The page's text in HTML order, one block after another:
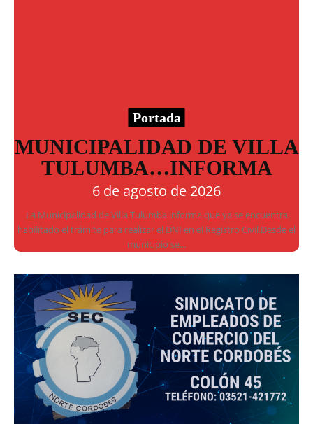
Portada
MUNICIPALIDAD DE VILLA
TULUMBA…INFORMA
6 de agosto de 2026
La Municipalidad de Villa Tulumba informa que ya se encuentra
habilitado el trámite para realizar el DNI en el Registro Civil.Desde el
municipio se...